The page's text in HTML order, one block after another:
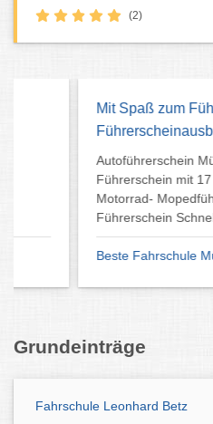
(2)
Mit Spaß zum Führerschein
Führerscheinausbildung
Autoführerschein München
Führerschein mit 17 BF17
Motorrad- Mopedführerschein
Führerschein Schnellkurse
Beste Fahrschule Münchens
Grundeinträge
Fahrschule Leonhard Betz